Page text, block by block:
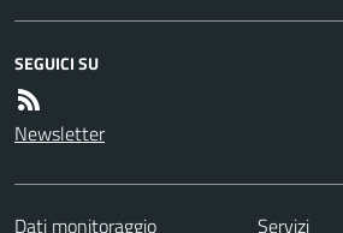
SEGUICI SU
Newsletter
Dati monitoraggio Servizi